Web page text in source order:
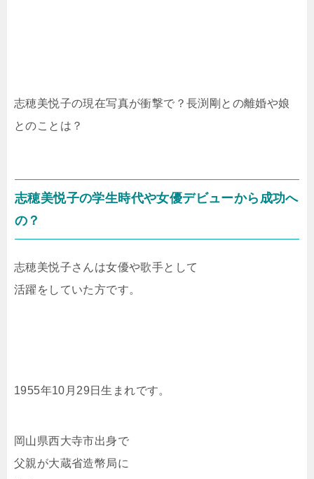
志穂美悦子の現在写真が衝撃で？長渕剛との離婚や娘
とのことは？
志穂美悦子の学生時代や女優デビューから成功へ
の？
志穂美悦子さんは女優や歌手として
活躍をしていた方です。
1955年10月29日生まれです。
岡山県西大寺市出身で
父親が大蔵省造幣局に